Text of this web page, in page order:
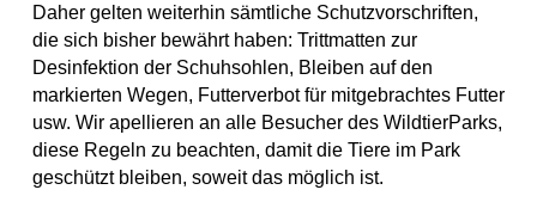
Daher gelten weiterhin sämtliche Schutzvorschriften,
die sich bisher bewährt haben: Trittmatten zur
Desinfektion der Schuhsohlen, Bleiben auf den
markierten Wegen, Futterverbot für mitgebrachtes Futter
usw. Wir apellieren an alle Besucher des WildtierParks,
diese Regeln zu beachten, damit die Tiere im Park
geschützt bleiben, soweit das möglich ist.